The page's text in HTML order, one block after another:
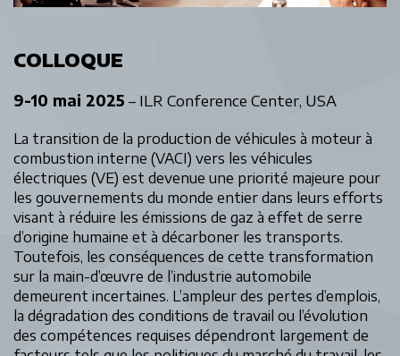
COLLOQUE
9-10 mai 2025 – ILR Conference Center, USA
La transition de la production de véhicules à moteur à
combustion interne (VACI) vers les véhicules
électriques (VE) est devenue une priorité majeure pour
les gouvernements du monde entier dans leurs efforts
visant à réduire les émissions de gaz à effet de serre
d’origine humaine et à décarboner les transports.
Toutefois, les conséquences de cette transformation
sur la main-d’œuvre de l’industrie automobile
demeurent incertaines. L’ampleur des pertes d’emplois,
la dégradation des conditions de travail ou l’évolution
des compétences requises dépendront largement de